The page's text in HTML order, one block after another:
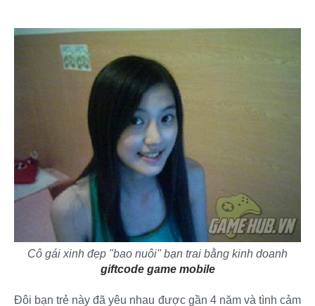
Cô gái xinh đẹp "bao nuôi" bạn trai bằng kinh doanh
giftcode game mobile
Đôi bạn trẻ này đã yêu nhau được gần 4 năm và tình cảm